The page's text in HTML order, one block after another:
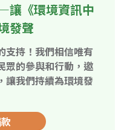
讓《環境資訊中
發聲
支持！我們相信唯有
眾的參與和行動，邀
讓我們持續為環境發